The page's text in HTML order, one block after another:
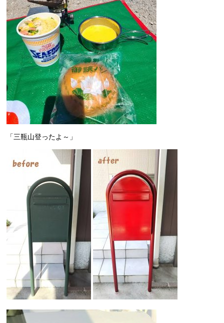
「三瓶山登ったよ～」